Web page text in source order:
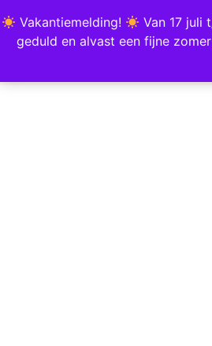
Vakantiemelding!
Van 17 juli
geduld en alvast een fijne